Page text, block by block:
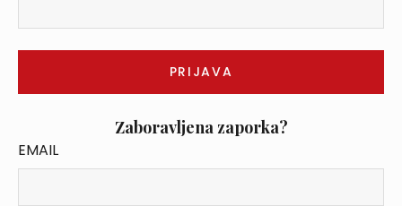
Zaboravljena zaporka?
EMAIL